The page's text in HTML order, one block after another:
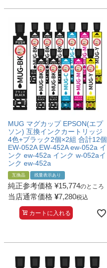
MUG マグカップ EPSON(エプ
ソン) 互換インクカートリッジ
4色+ブラック2個×2組 合計12個
EW-052A EW-452A ew-052a イ
ンク ew-452a インク w-052aイ
ンク ew-452a
互換品 残量表示あり
純正参考価格 ¥15,774のところ
当店通常価格 ¥7,280税込
カートに入れる